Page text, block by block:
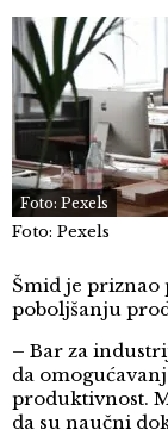
Foto: Pexels
Foto: Pexels
Šmid je priznao
poboljšanju
– Bar za
da
produktivnost.
da su naučni